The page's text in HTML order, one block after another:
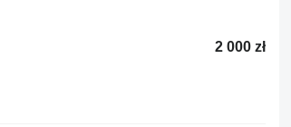
2 000 zł